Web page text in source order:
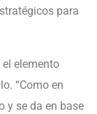
para
el elemento
“Como en
y se da en base